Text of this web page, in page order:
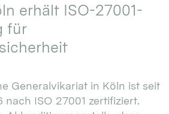
erhält ISO-27001-
für
Generalvikariat in Köln ist seit
nach ISO 27001 zertifiziert.